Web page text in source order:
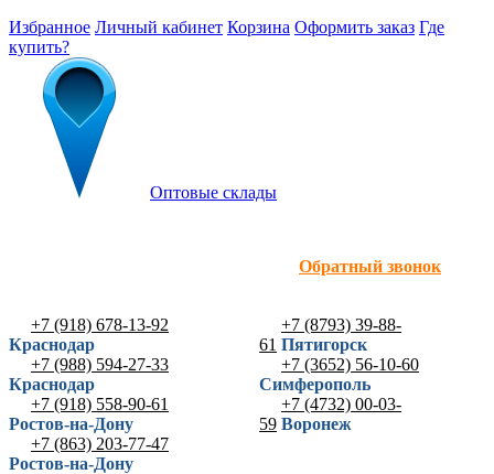
Избранное Личный кабинет Корзина Оформить заказ Где
купить?
Оптовые склады
Обратный звонок
+7 (918) 678-13-92
Краснодар
+7 (988) 594-27-33
Краснодар
+7 (918) 558-90-61
Ростов-на-Дону
+7 (863) 203-77-47
Ростов-на-Дону
+7 (8793) 39-88-
61 Пятигорск
+7 (3652) 56-10-60
Симферополь
+7 (4732) 00-03-
59 Воронеж